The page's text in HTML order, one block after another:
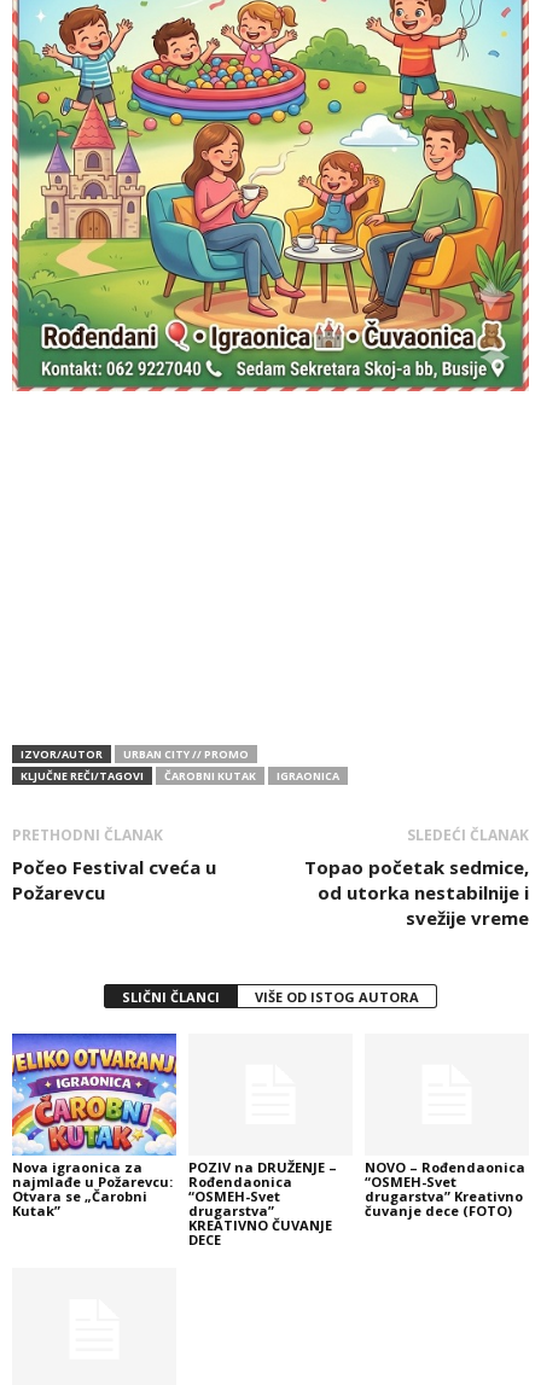
IZVOR/AUTOR
URBAN CITY // PROMO
KLJUČNE REČI/TAGOVI
ČAROBNI KUTAK IGRAONICA
PRETHODNI ČLANAK
Počeo Festival cveća u
Požarevcu
SLEDEĆI ČLANAK
Topao početak sedmice,
od utorka nestabilnije i
svežije vreme
SLIČNI ČLANCI VIŠE OD ISTOG AUTORA
Nova igraonica za
najmlađe u Požarevcu:
Otvara se „Čarobni
Kutak”
POZIV na DRUŽENJE –
Rođendaonica
“OSMEH-Svet
drugarstva”
KREATIVNO ČUVANJE
DECE
NOVO – Rođendaonica
“OSMEH-Svet
drugarstva” Kreativno
čuvanje dece (FOTO)